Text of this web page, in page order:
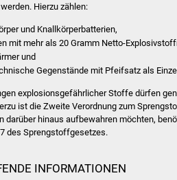
Hierzu zählen:
und Knallkörperbatterien,
mit mehr als 20 Gramm Netto-
und
Gegenstände mit Pfeifsatz als
explosionsgefährlicher Stoffe dürfen
ist die Zweite Verordnung zum
darüber hinaus aufbewahren möchten,
des Sprengstoffgesetzes.
INFORMATIONEN